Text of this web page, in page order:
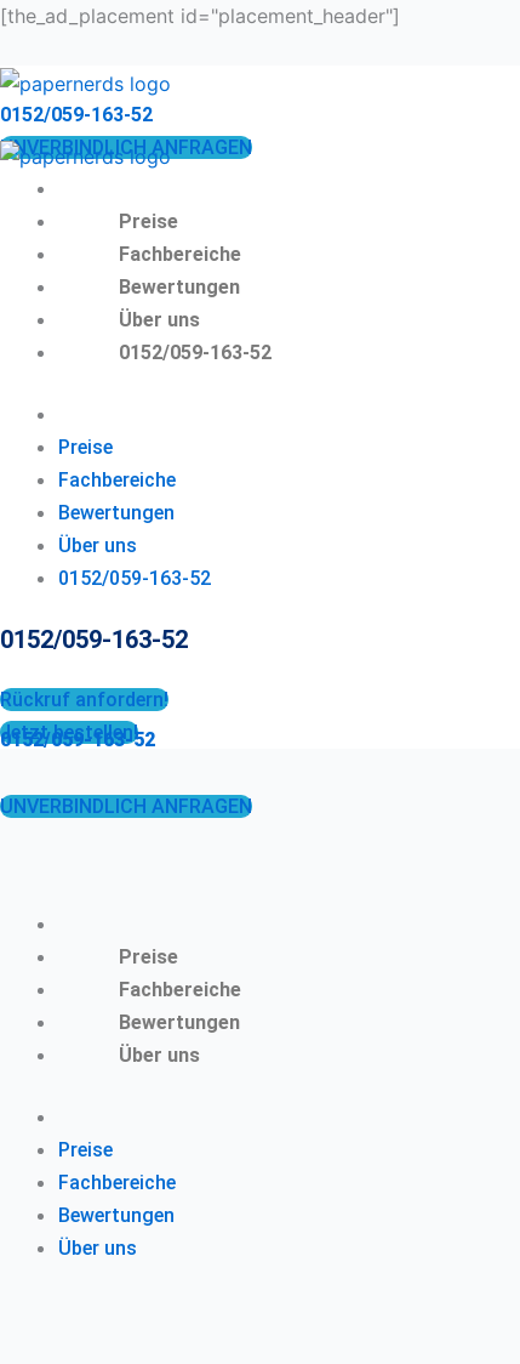
[the_ad_placement id="placement_header"]
Zum
springen
0152/059-163-52
UNVERBINDLICH ANFRAGEN
Preise
Fachbereiche
Bewertungen
Über uns
0152/059-163-52
Preise
Fachbereiche
Bewertungen
Über uns
0152/059-163-52
0152/059-163-52
Rückruf anfordern!
Jetzt bestellen!
0152/059-163-52
UNVERBINDLICH ANFRAGEN
Preise
Fachbereiche
Bewertungen
Über uns
Preise
Fachbereiche
Bewertungen
Über uns